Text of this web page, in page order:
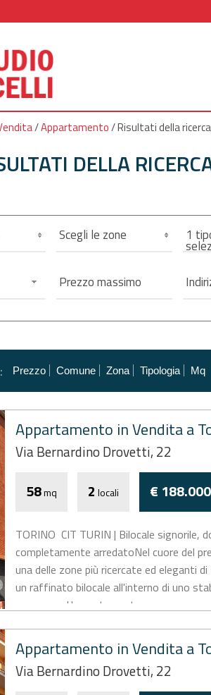
/Appartamento/Risultati della ricerca
DELLA
Scegli le zone 1
Prezzo Comune Zona Tipologia Mq
Appartamento in Vendita a
Via Bernardino Drovetti, 22
58mq 2 locali € 188.000
TORINO  CIT TURIN | Bilocale signorile,
completamente arredatoNel cuore del
una delle zone più ricercate ed eleganti
un raffinato bilocale all'interno di uno
ascensore.L'appartamento,...
Appartamento in Vendita a
Via Bernardino Drovetti, 22